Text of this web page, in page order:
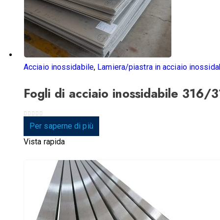
Acciaio inossidabile, Lamiera/piastra in acciaio
Fogli di acciaio inossidabile 316/
Per saperne di più
Vista rapida